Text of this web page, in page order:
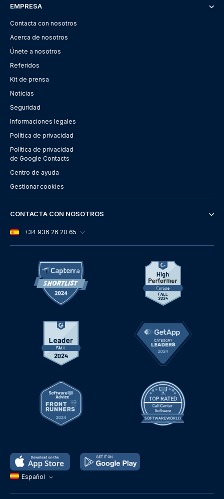
Español
EMPRESA
Contacta con nosotros
Acerca de nosotros
Únete a nosotros
Referidos
Kit de prensa
Noticias
Seguridad
Informaciones legales
Política de privacidad
Política de privacidad
de Google Contacts
Centro de ayuda
Gestionar cookies
CONTACTA CON NOSOTROS
+34 936 26 20 65